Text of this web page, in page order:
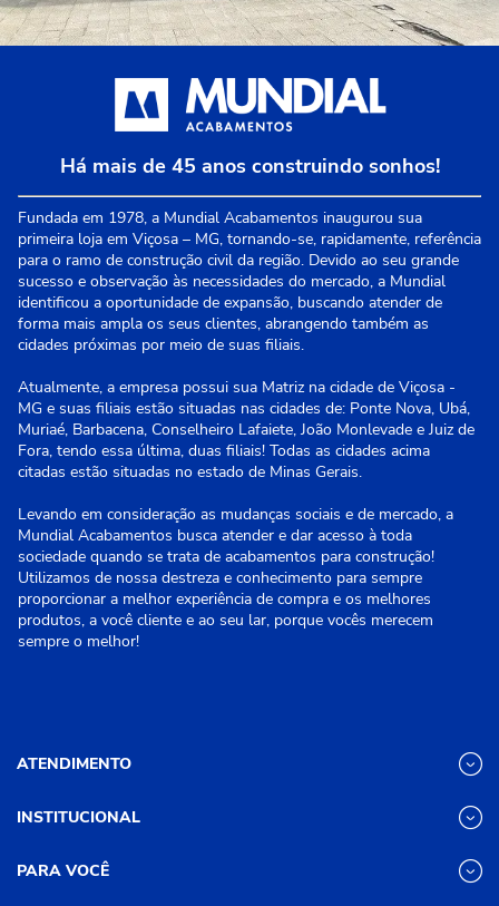
Há mais de 45 anos construindo sonhos!
Fundada em 1978, a Mundial Acabamentos inaugurou sua
primeira loja em Viçosa – MG, tornando-se, rapidamente, referência
para o ramo de construção civil da região. Devido ao seu grande
sucesso e observação às necessidades do mercado, a Mundial
identificou a oportunidade de expansão, buscando atender de
forma mais ampla os seus clientes, abrangendo também as
cidades próximas por meio de suas filiais.
Atualmente, a empresa possui sua Matriz na cidade de Viçosa -
MG e suas filiais estão situadas nas cidades de: Ponte Nova, Ubá,
Muriaé, Barbacena, Conselheiro Lafaiete, João Monlevade e Juiz de
Fora, tendo essa última, duas filiais! Todas as cidades acima
citadas estão situadas no estado de Minas Gerais.
Levando em consideração as mudanças sociais e de mercado, a
Mundial Acabamentos busca atender e dar acesso à toda
sociedade quando se trata de acabamentos para construção!
Utilizamos de nossa destreza e conhecimento para sempre
proporcionar a melhor experiência de compra e os melhores
produtos, a você cliente e ao seu lar, porque vocês merecem
sempre o melhor!
ATENDIMENTO
Segunda a Sexta das 8h às 17h30
Sábado das 8h às 12h
INSTITUCIONAL
Nossas Lojas
PARA VOCÊ